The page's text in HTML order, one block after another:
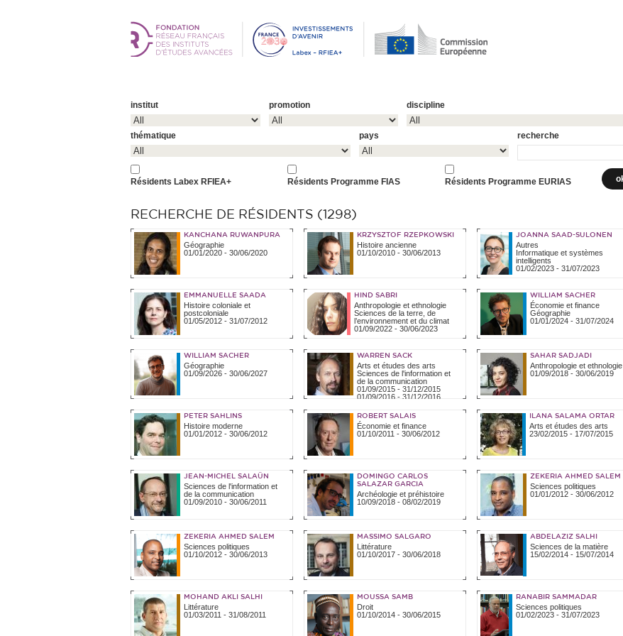
institut promotion discipline
thématique pays recherche
Résidents Labex RFIEA+ Résidents Programme FIAS Résidents Programme EURIAS
RECHERCHE DE RÉSIDENTS (1298)
KANCHANA RUWANPURA
Géographie
01/01/2020 - 30/06/2020
KRZYSZTOF RZEPKOWSKI
Histoire ancienne
01/10/2010 - 30/06/2013
JOANNA SAAD-SULONEN
Autres
Informatique et systèmes
intelligents
01/02/2023 - 31/07/2023
EMMANUELLE SAADA
Histoire coloniale et
postcoloniale
01/05/2012 - 31/07/2012
HIND SABRI
Anthropologie et ethnologie
Sciences de la terre, de
l’environnement et du climat
01/09/2022 - 30/06/2023
WILLIAM SACHER
Économie et finance
Géographie
01/01/2024 - 31/07/2024
WILLIAM SACHER
Géographie
01/09/2026 - 30/06/2027
WARREN SACK
Arts et études des arts
Sciences de l'information et
de la communication
01/09/2015 - 31/12/2015
01/09/2016 - 31/12/2016
SAHAR SADJADI
Anthropologie et ethnologie
01/09/2018 - 30/06/2019
PETER SAHLINS
Histoire moderne
01/01/2012 - 30/06/2012
ROBERT SALAIS
Économie et finance
01/10/2011 - 30/06/2012
ILANA SALAMA ORTAR
Arts et études des arts
23/02/2015 - 17/07/2015
JEAN-MICHEL SALAÜN
Sciences de l'information et
de la communication
01/09/2010 - 30/06/2011
DOMINGO CARLOS
SALAZAR GARCIA
Archéologie et préhistoire
10/09/2018 - 08/02/2019
ZEKERIA AHMED SALEM
Sciences politiques
01/01/2012 - 30/06/2012
ZEKERIA AHMED SALEM
Sciences politiques
01/10/2012 - 30/06/2013
MASSIMO SALGARO
Littérature
01/10/2017 - 30/06/2018
ABDELAZIZ SALHI
Sciences de la matière
15/02/2014 - 15/07/2014
MOHAND AKLI SALHI
Littérature
01/03/2011 - 31/08/2011
MOUSSA SAMB
Droit
01/10/2014 - 30/06/2015
RANABIR SAMMADAR
Sciences politiques
01/02/2023 - 31/07/2023